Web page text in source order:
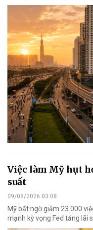
Việc làm Mỹ hụt
suất
09/08/2026 03:08
Mỹ bất ngờ giảm 23.000
mạnh kỳ vọng Fed tăng lãi